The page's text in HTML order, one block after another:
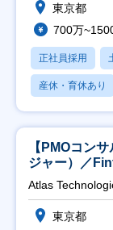
東京都
700万
正社員採用
産休・育休あり
【PMOコン
ジャー）／
Atlas
東京都